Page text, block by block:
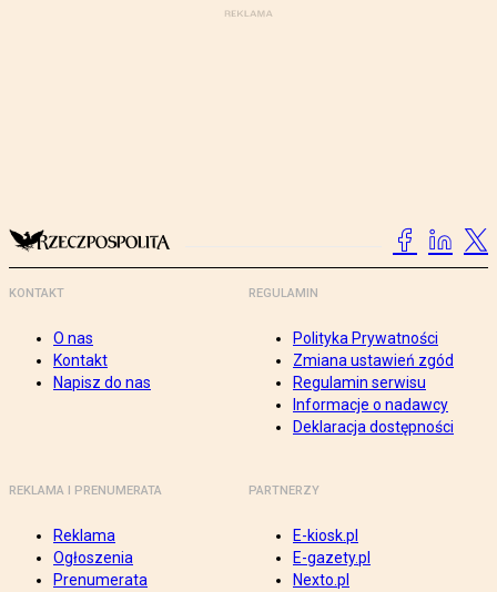
KONTAKT
O nas
Kontakt
Napisz do nas
REGULAMIN
Polityka Prywatności
Zmiana ustawień zgód
Regulamin serwisu
Informacje o nadawcy
Deklaracja dostępności
REKLAMA I PRENUMERATA
Reklama
Ogłoszenia
Prenumerata
PARTNERZY
E-kiosk.pl
E-gazety.pl
Nexto.pl